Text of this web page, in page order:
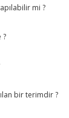
mi ?
?
bir terimdir ?